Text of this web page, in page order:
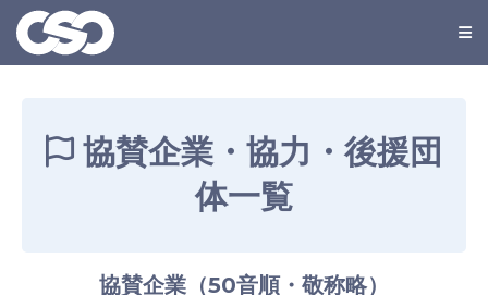
協賛企業・協力・後援団
体一覧
協賛企業（50音順・敬称略）